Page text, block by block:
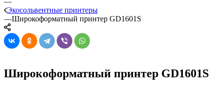
Экосольвентные принтеры
—Широкоформатный принтер GD1601S
Широкоформатный принтер GD1601S